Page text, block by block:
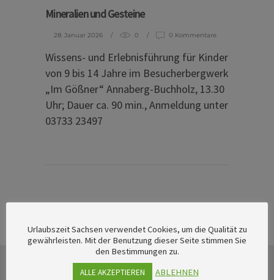
Mineralien und Gesteine
28. Januar 2026 0 0 Kommentare
Wissens- und Erlebnisführung für Kinder
von 9 bis 14 Jahre im Besucherbergwerk
„Im Gößner“ Annaberg-Buchholz, 13.30
Uhr; Dauer ca. 90 min., Anmeldung unter
03733 23497
Urlaubszeit Sachsen verwendet Cookies, um die Qualität zu
gewährleisten. Mit der Benutzung dieser Seite stimmen Sie
den Bestimmungen zu.
ALLE AKZEPTIEREN
ABLEHNEN